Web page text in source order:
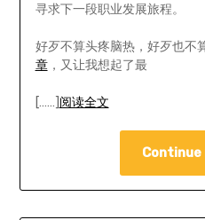
寻求下一段职业发展旅程。
好歹不算头疼脑热，好歹也不
章，又让我想起了最
[……] 阅读全文